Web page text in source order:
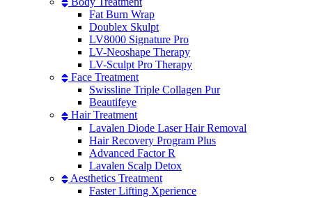
Fat Burn Wrap
Doublex Skulpt
LV8000 Signature Pro
LV-Neoshape Therapy
LV-Sculpt Pro Therapy
Face Treatment
Swissline Triple Collagen Pur
Beautifeye
Hair Treatment
Lavalen Diode Laser Hair Removal
Hair Recovery Program Plus
Advanced Factor R
Lavalen Scalp Detox
Aesthetics Treatment
Faster Lifting Xperience